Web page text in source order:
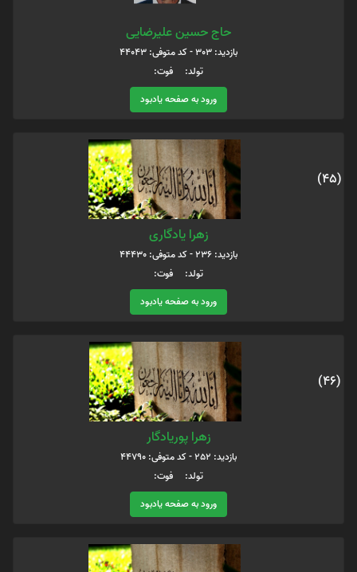
حاج حسین علیرضایی
بازدید: 303 - کد متوفی: 44043
تولد: فوت:
ورود به صفحه یادبود
(45)
زهرا یادگاری
بازدید: 236 - کد متوفی: 44430
تولد: فوت:
ورود به صفحه یادبود
(46)
زهرا پوریادگار
بازدید: 252 - کد متوفی: 44790
تولد: فوت:
ورود به صفحه یادبود